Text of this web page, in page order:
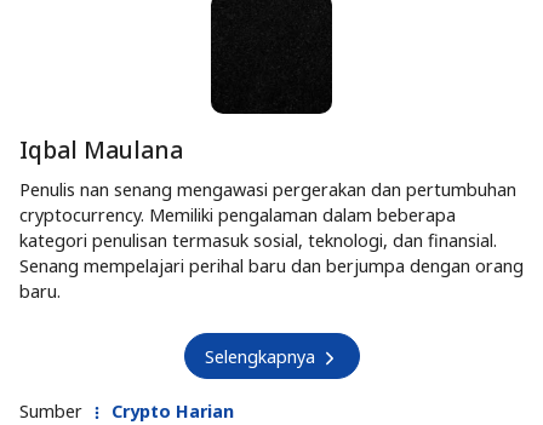
Iqbal Maulana
Penulis nan senang mengawasi pergerakan dan pertumbuhan
cryptocurrency. Memiliki pengalaman dalam beberapa
kategori penulisan termasuk sosial, teknologi, dan finansial.
Senang mempelajari perihal baru dan berjumpa dengan orang
baru.
Selengkapnya
Sumber Crypto Harian